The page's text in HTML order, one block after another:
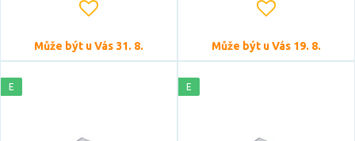
220-240V
Barva světla
Může být u Vás 31. 8. Může být u Vás 19. 8.
E E